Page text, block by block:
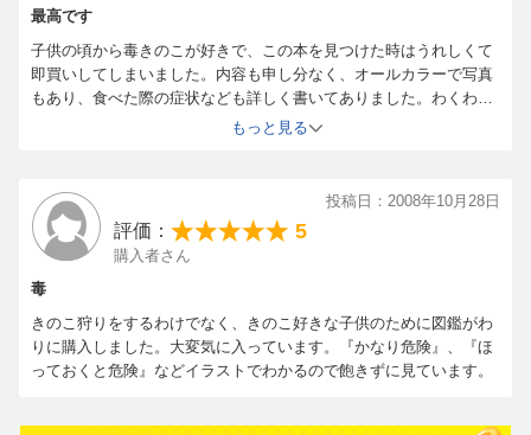
最高です
子供の頃から毒きのこが好きで、この本を見つけた時はうれしくて
即買いしてしまいました。内容も申し分なく、オールカラーで写真
もあり、食べた際の症状なども詳しく書いてありました。わくわく
しながら読むには最適の本です。もっと見る
投稿日：2008年10月28日
評価： 5
購入者さん
毒
きのこ狩りをするわけでなく、きのこ好きな子供のために図鑑がわ
りに購入しました。大変気に入っています。『かなり危険』、『ほ
っておくと危険』などイラストでわかるので飽きずに見ています。